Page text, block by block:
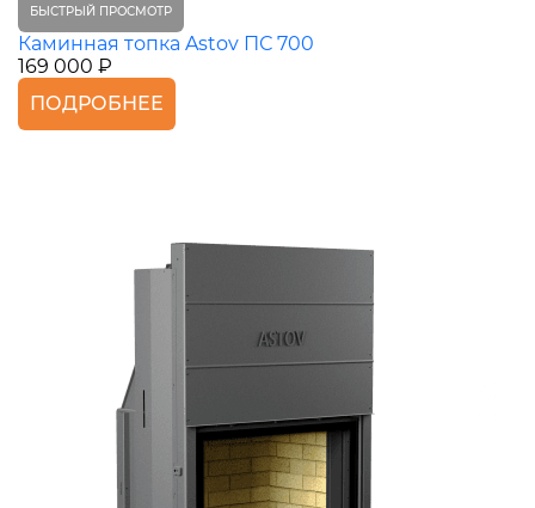
БЫСТРЫЙ ПРОСМОТР
Каминная топка Astov ПС 700
169 000 ₽
ПОДРОБНЕЕ